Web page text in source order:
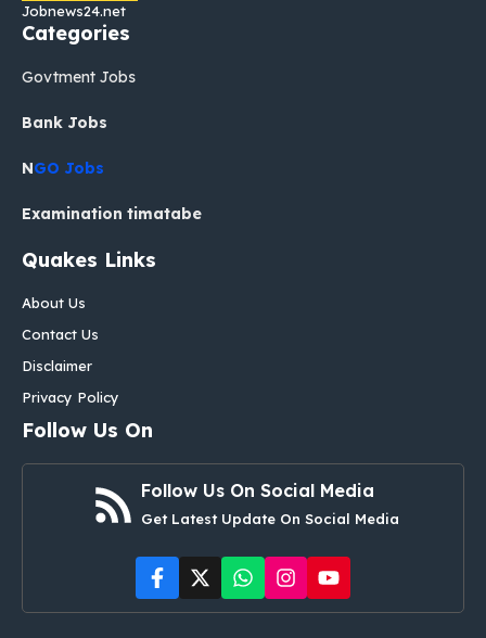
Jobnews24.net
Categories
Govtment Jobs
Bank Jobs
NGO Jobs
Examination timatabe
Quakes Links
About Us
Contact Us
Disclaimer
Privacy Policy
Follow Us On
Follow Us On Social Media
Get Latest Update On Social Media